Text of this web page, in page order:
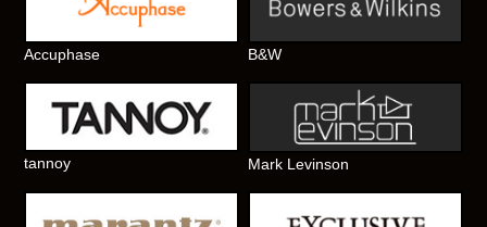
Accuphase B&W
tannoy Mark Levinson